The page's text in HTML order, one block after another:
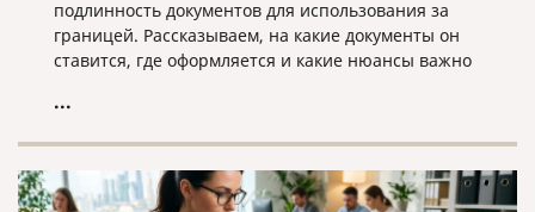
подлинность документов для использования за
границей. Рассказываем, на какие документы он
ставится, где оформляется и какие нюансы важно
...